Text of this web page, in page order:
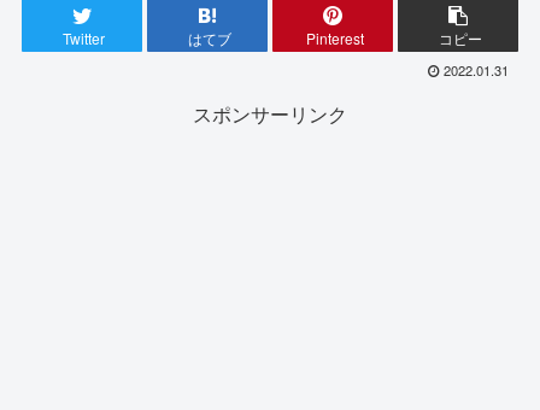
Twitter はてブ Pinterest コピー
2022.01.31
スポンサーリンク